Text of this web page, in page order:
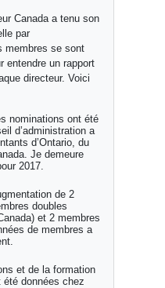
Canada a tenu son
par
membres se sont
entendre un rapport
directeur. Voici
nominations ont été
d’administration a
d’Ontario, du
Je demeure
2017.
de 2
doubles
et 2 membres
de membres a
et de la formation
données chez